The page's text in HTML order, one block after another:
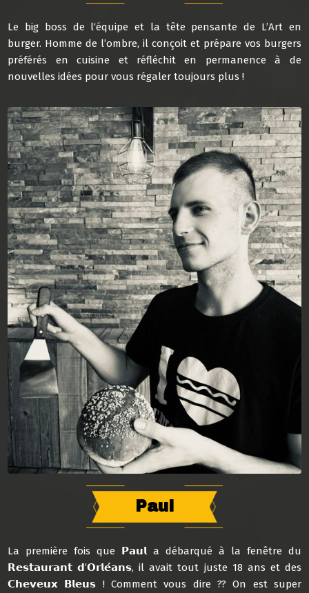
Le big boss de l‘équipe et la tête pensante de L’Art en
burger. Homme de l’ombre, il conçoit et prépare vos burgers
préférés en cuisine et réfléchit en permanence à de
nouvelles idées pour vous régaler toujours plus !
Paul
La première fois que 𝗣𝗮𝘂𝗹 a débarqué à la fenêtre du
𝗥𝗲𝘀𝘁𝗮𝘂𝗿𝗮𝗻𝘁 𝗱’𝗢𝗿𝗹𝗲́𝗮𝗻𝘀, il avait tout juste 18 ans et des
𝗖𝗵𝗲𝘃𝗲𝘂𝘅 𝗕𝗹𝗲𝘂𝘀 ! Comment vous dire ?? On est super